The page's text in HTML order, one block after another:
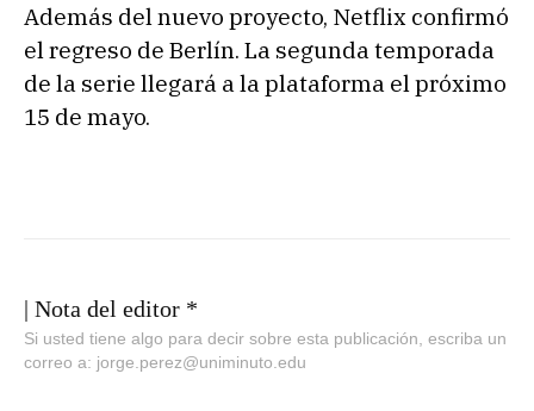
Además del nuevo proyecto, Netflix confirmó
el regreso de Berlín. La segunda temporada
de la serie llegará a la plataforma el próximo
15 de mayo.
| Nota del editor *
Si usted tiene algo para decir sobre esta publicación, escriba un
correo a: jorge.perez@uniminuto.edu